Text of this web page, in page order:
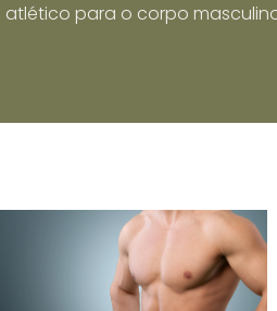
para o corpo